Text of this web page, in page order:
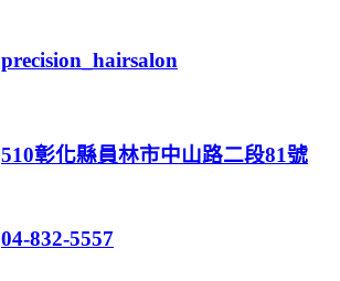
precision_hairsalon
510彰化縣員林市中山路二段81號
04-832-5557